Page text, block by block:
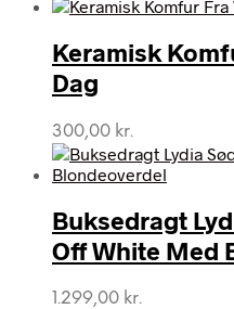
Keramisk
Dag
300,00 kr.
Buksedragt
Off White Med
1.299,00 kr.